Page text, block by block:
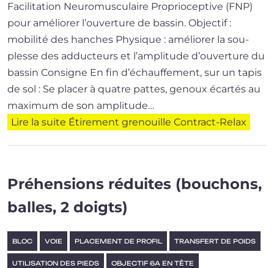
Facilitation Neuromusculaire Proprioceptive (FNP)
pour amé­lio­rer l’ou­ver­ture de bassin. Objectif :
mobilité des hanches Physique : amé­lio­rer la sou­
plesse des adduc­teurs et l’am­pli­tude d’ou­ver­ture du
bassin Consigne En fin d’é­chauf­fe­ment, sur un tapis
de sol : Se pla­cer à quatre pattes, genoux écar­tés au
maxi­mum de son ampli­tude…
Lire la suite Étirement grenouille Contract-Relax
Préhensions réduites (bouchons,
balles, 2 doigts)
BLOC VOIE PLACEMENT DE PROFIL TRANSFERT DE POIDS
UTILISATION DES PIEDS OBJECTIF 6A EN TÊTE